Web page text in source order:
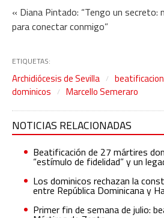
« Diana Pintado: “Tengo un secreto:
para conectar conmigo”
ETIQUETAS:
Archidiócesis de Sevilla
dominicos
Marcello Semeraro
NOTICIAS RELACIONADAS
Beatificación de 27 mártires
“estímulo de fidelidad” y un
Los dominicos rechazan la
entre República Dominicana y
Primer fin de semana de julio: